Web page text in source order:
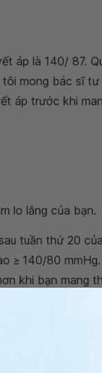
áp là 140/ 87.
mong bác sĩ
áp trước khi
lo lắng của bạn.
tuần thứ 20
≥ 140/80
khi bạn mang
chuyên
áp tăng quá
nhi.